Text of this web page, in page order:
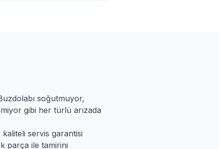
soğutmuyor,
gibi her türlü arızada
kaliteli servis garantisi
parça ile tamirini